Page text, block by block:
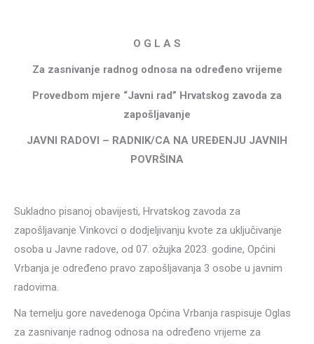
O G L A S
Za zasnivanje radnog odnosa na određeno vrijeme
Provedbom mjere “Javni rad” Hrvatskog zavoda za
zapošljavanje
JAVNI RADOVI – RADNIK/CA NA UREĐENJU JAVNIH
POVRŠINA
Sukladno pisanoj obavijesti, Hrvatskog zavoda za
zapošljavanje Vinkovci o dodjeljivanju kvote za uključivanje
osoba u Javne radove, od 07. ožujka 2023. godine, Općini
Vrbanja je određeno pravo zapošljavanja 3 osobe u javnim
radovima.
Na temelju gore navedenoga Općina Vrbanja raspisuje Oglas
za zasnivanje radnog odnosa na određeno vrijeme za